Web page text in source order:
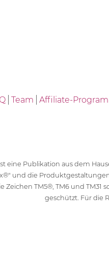
Team Affiliate-
eine Publikation aus dem
und die
Zeichen TM5®, TM6 und
geschützt. Für die